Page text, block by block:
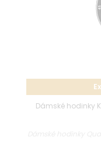
Dámské hodinky